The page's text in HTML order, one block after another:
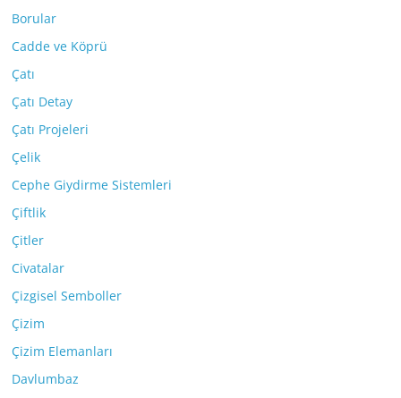
Borular
Cadde ve Köprü
Çatı
Çatı Detay
Çatı Projeleri
Çelik
Cephe Giydirme Sistemleri
Çiftlik
Çitler
Civatalar
Çizgisel Semboller
Çizim
Çizim Elemanları
Davlumbaz